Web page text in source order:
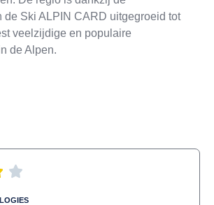
de Ski ALPIN CARD uitgegroeid tot
veelzijdige en populaire
de Alpen.